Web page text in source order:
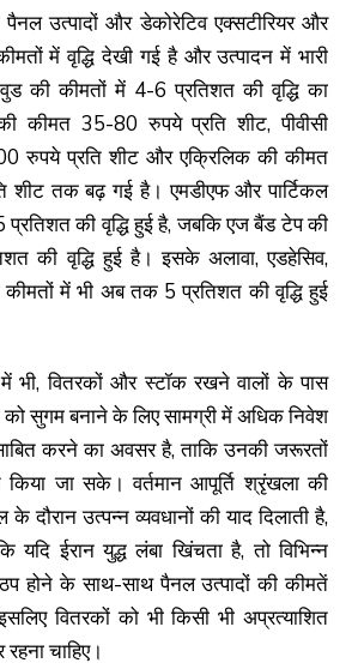
उत्पादों और डेकोरेटिव एक्सटीरियर और
में वृद्धि देखी गई है और उत्पादन में भारी
की कीमतों में 4-6 प्रतिशत की वृद्धि का
कीमत 35-80 रुपये प्रति शीट, पीवीसी
रुपये प्रति शीट और एक्रिलिक की कीमत
शीट तक बढ़ गई है। एमडीएफ और पार्टिकल
प्रतिशत की वृद्धि हुई है, जबकि एज बैंड टेप की
की वृद्धि हुई है। इसके अलावा, एडहेसिव,
में भी अब तक 5 प्रतिशत की वृद्धि हुई
भी, वितरकों और स्टॉक रखने वालों के पास
को सुगम बनाने के लिए सामग्री में अधिक निवेश
करने का अवसर है, ताकि उनकी जरूरतों
जा सके। वर्तमान आपूर्ति श्रृंखला की
दौरान उत्पन्न व्यवधानों की याद दिलाती है,
ईरान युद्ध लंबा खिंचता है, तो विभिन्न
होने के साथ-साथ पैनल उत्पादों की कीमतें
वितरकों को भी किसी भी अप्रत्याशित
चाहिए।